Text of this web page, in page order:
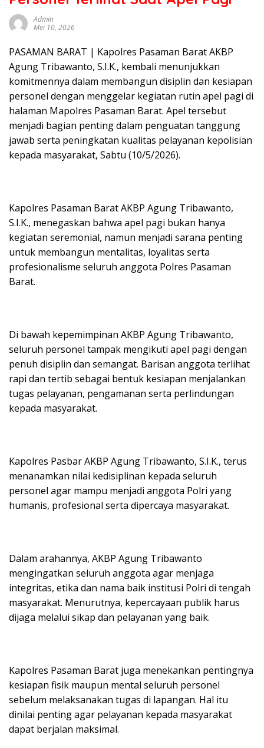
sumbar
tv
live
Admin
Mei 10, 2026
PASAMAN BARAT | Kapolres Pasaman Barat AKBP
Agung Tribawanto, S.I.K., kembali menunjukkan
komitmennya dalam membangun disiplin dan kesiapan
personel dengan menggelar kegiatan rutin apel pagi di
halaman Mapolres Pasaman Barat. Apel tersebut
menjadi bagian penting dalam penguatan tanggung
jawab serta peningkatan kualitas pelayanan kepolisian
kepada masyarakat, Sabtu (10/5/2026).
Kapolres Pasaman Barat AKBP Agung Tribawanto,
S.I.K., menegaskan bahwa apel pagi bukan hanya
kegiatan seremonial, namun menjadi sarana penting
untuk membangun mentalitas, loyalitas serta
profesionalisme seluruh anggota Polres Pasaman
Barat.
Di bawah kepemimpinan AKBP Agung Tribawanto,
seluruh personel tampak mengikuti apel pagi dengan
penuh disiplin dan semangat. Barisan anggota terlihat
rapi dan tertib sebagai bentuk kesiapan menjalankan
tugas pelayanan, pengamanan serta perlindungan
kepada masyarakat.
Kapolres Pasbar AKBP Agung Tribawanto, S.I.K., terus
menanamkan nilai kedisiplinan kepada seluruh
personel agar mampu menjadi anggota Polri yang
humanis, profesional serta dipercaya masyarakat.
Dalam arahannya, AKBP Agung Tribawanto
mengingatkan seluruh anggota agar menjaga
integritas, etika dan nama baik institusi Polri di tengah
masyarakat. Menurutnya, kepercayaan publik harus
dijaga melalui sikap dan pelayanan yang baik.
Kapolres Pasaman Barat juga menekankan pentingnya
kesiapan fisik maupun mental seluruh personel
sebelum melaksanakan tugas di lapangan. Hal itu
dinilai penting agar pelayanan kepada masyarakat
dapat berjalan maksimal.